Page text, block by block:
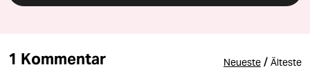
1 Kommentar Neueste / Älteste